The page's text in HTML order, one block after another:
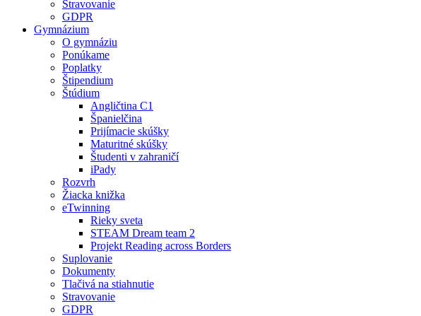
Stravovanie
GDPR
Gymnázium
O gymnáziu
Ponúkame
Poplatky
Štipendium
Štúdium
Angličtina C1
Španielčina
Prijímacie skúšky
Maturitné skúšky
Študenti v zahraničí
iPady
Rozvrh
Žiacka knižka
eTwinning
Rieky sveta
STEAM Dream team 2
Projekt Reading across Borders
Suplovanie
Dokumenty
Tlačivá na stiahnutie
Stravovanie
GDPR